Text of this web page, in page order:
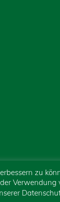
zu
Verwendung